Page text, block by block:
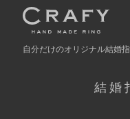
自分だけのオリジナル結婚
結婚